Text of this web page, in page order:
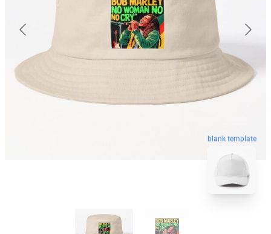
blank template